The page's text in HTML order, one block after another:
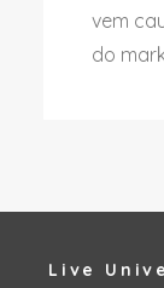
vem
do
Live